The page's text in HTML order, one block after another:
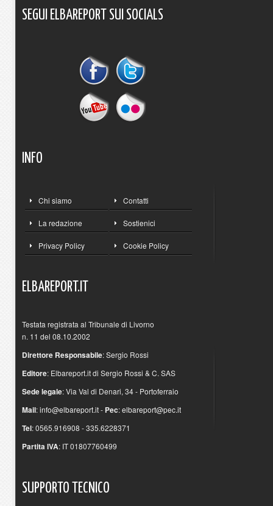
SEGUI ELBAREPORT SUI SOCIALS
INFO
Chi siamo Contatti
La redazione Sostienici
Privacy Policy Cookie Policy
ELBAREPORT.IT
Testata registrata al Tribunale di Livorno
n. 11 del 08.10.2002
Direttore Responsabile: Sergio Rossi
Editore: Elbareport.it di Sergio Rossi & C. SAS
Sede legale: Via Val di Denari, 34 - Portoferraio
Mail:info@elbareport.it- Pec:elbareport@pec.it
Tel: 0565.916908 - 335.6228371
Partita IVA: IT 01807760499
SUPPORTO TECNICO